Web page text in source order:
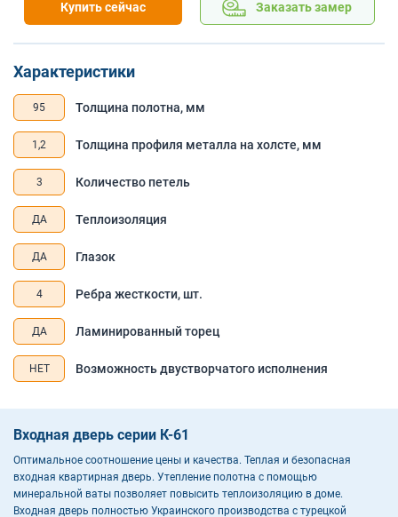
Купить сейчас Заказать замер
Характеристики
95 Толщина полотна, мм
1,2 Толщина профиля металла на холсте, мм
3 Количество петель
ДА Теплоизоляция
ДА Глазок
4 Ребра жесткости, шт.
ДА Ламинированный торец
НЕТ Возможность двустворчатого исполнения
Входная дверь серии К-61
Оптимальное соотношение цены и качества. Теплая и безопасная
входная квартирная дверь. Утепление полотна с помощью
минеральной ваты позволяет повысить теплоизоляцию в доме.
Входная дверь полностью Украинского производства с турецкой